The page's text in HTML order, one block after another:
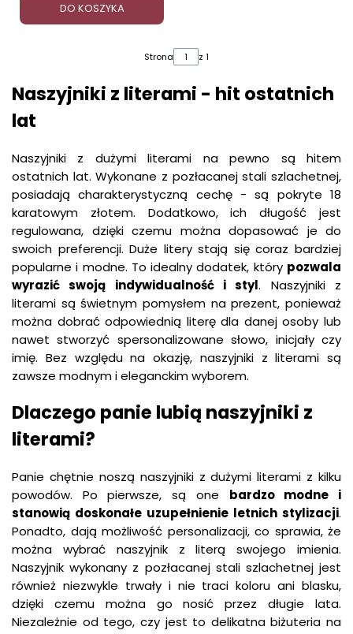
DO KOSZYKA
Strona z 1
Naszyjniki z literami - hit ostatnich
lat
Naszyjniki z dużymi literami na pewno są hitem
ostatnich lat. Wykonane z pozłacanej stali szlachetnej,
posiadają charakterystyczną cechę - są pokryte 18
karatowym złotem. Dodatkowo, ich długość jest
regulowana, dzięki czemu można dopasować je do
swoich preferencji. Duże litery stają się coraz bardziej
popularne i modne. To idealny dodatek, który pozwala
wyrazić swoją indywidualność i styl. Naszyjniki z
literami są świetnym pomysłem na prezent, ponieważ
można dobrać odpowiednią literę dla danej osoby lub
nawet stworzyć spersonalizowane słowo, inicjały czy
imię. Bez względu na okazję, naszyjniki z literami są
zawsze modnym i eleganckim wyborem.
Dlaczego panie lubią naszyjniki z
literami?
Panie chętnie noszą naszyjniki z dużymi literami z kilku
powodów. Po pierwsze, są one bardzo modne
i
stanowią doskonałe uzupełnienie letnich stylizacji.
Ponadto, dają możliwość personalizacji, co sprawia, że
można wybrać naszyjnik z literą swojego imienia.
Naszyjnik wykonany z pozłacanej stali szlachetnej jest
również niezwykle trwały i nie traci koloru ani blasku,
dzięki czemu można go nosić przez długie lata.
Niezależnie od tego, czy jest to delikatna biżuteria na